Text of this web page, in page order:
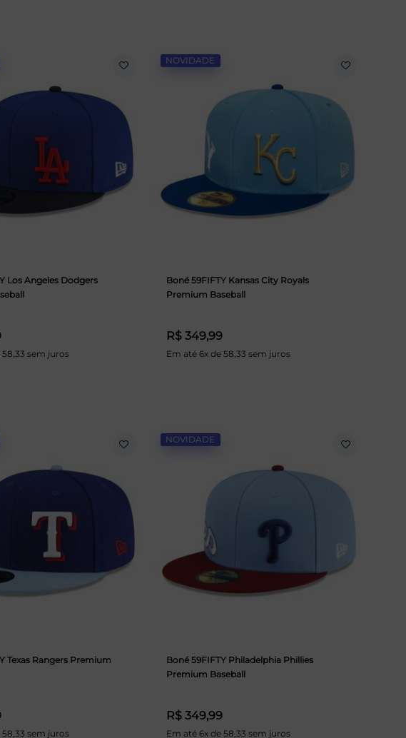
Los Angeles Dodgers
58,33 sem juros
NOVIDADE
Boné 59FIFTY Kansas City Royals
Premium Baseball
R$ 349,99
Em até 6x de 58,33 sem juros
Texas Rangers Premium
58,33 sem juros
NOVIDADE
Boné 59FIFTY Philadelphia Phillies
Premium Baseball
R$ 349,99
Em até 6x de 58,33 sem juros